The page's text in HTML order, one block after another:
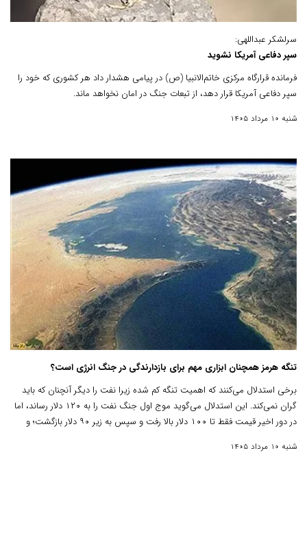
سرلشکر عبداللهی:
سپر دفاعی آمریکا نشوید
فرمانده قرارگاه مرکزی خاتم‌الانبیا (ص) در پیامی هشدار داد هر کشوری که خود را
سپر دفاعی آمریکا قرار دهد، از تبعات جنگ در امان نخواهد ماند.
شنبه 10 مرداد 1405
تنگه هرمز همچنان ابزاری مهم برای بازدارندگی در جنگ انرژی است؟
برخی استدلال می‌کنند که اهمیت تنگه کم شده زیرا نفت را دیگر آنچنان که باید
گران نمی‌کند. این استدلال‌ می‌گوید موج اول جنگ نفت را به ۱۲۰ دلار رساند، اما
در دور اخیر قیمت فقط تا ۱۰۰ دلار بالا رفت و سپس به زیر ۹۰ دلار بازگشت؛ و
استفاده از ذخایر راهبردی می‌داند.
شنبه 10 مرداد 1405